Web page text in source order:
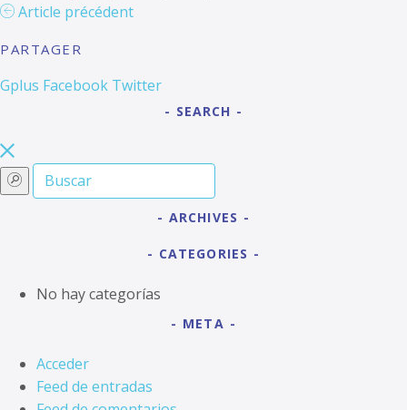
Article précédent
PARTAGER
Gplus Facebook Twitter
SEARCH
ARCHIVES
CATEGORIES
No hay categorías
META
Acceder
Feed de entradas